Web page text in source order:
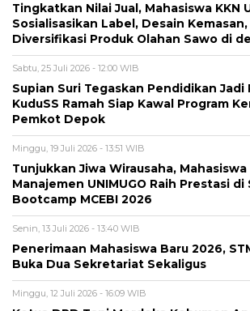
Tingkatkan Nilai Jual, Mahasiswa KKN
Sosialisasikan Label, Desain Kemasan,
Diversifikasi Produk Olahan Sawo di
Sabtu, 25 Juli 2026 - 12:00 WIB
Supian Suri Tegaskan Pendidikan Jadi
KuduSS Ramah Siap Kawal Program
Pemkot Depok
Minggu, 19 Juli 2026 - 13:51 WIB
Tunjukkan Jiwa Wirausaha,
Manajemen UNIMUGO Raih Prestasi
Bootcamp MCEBI 2026
Senin, 13 Juli 2026 - 13:40 WIB
Penerimaan Mahasiswa Baru 2026,
Buka Dua Sekretariat Sekaligus
Minggu, 12 Juli 2026 - 16:09 WIB